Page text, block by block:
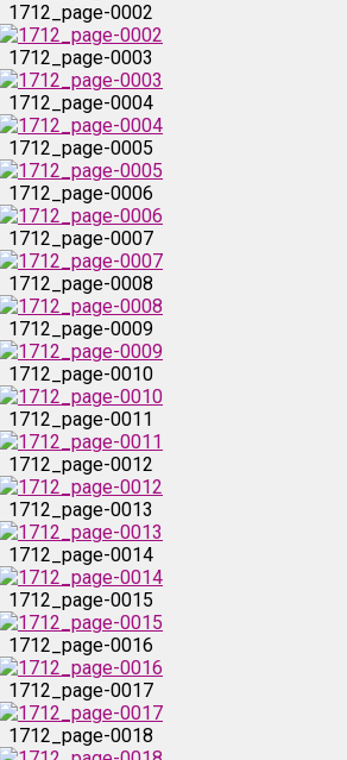
1712_page-0014
1712_page-0015
1712_page-0016
1712_page-0017
1712_page-0018
1712_page-0019
1712_page-0020
1712_page-0021
1712_page-0022
1712_page-0023
1712_page-0024
1712_page-0002
1712_page-0003
1712_page-0004
1712_page-0005
1712_page-0006
1712_page-0007
1712_page-0008
1712_page-0009
1712_page-0010
1712_page-0011
1712_page-0012
1712_page-0013
1712_page-0014
1712_page-0015
1712_page-0016
1712_page-0017
1712_page-0018